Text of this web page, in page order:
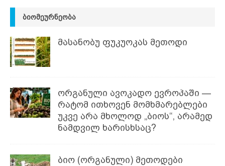
ᲑᲘᲝᲛᲔᲣᲠᲜᲔᲝᲑᲐ
მასანობუ ფუკუოკას მეთოდი
ორგანული ავოკადო ევროპაში —
რატომ ითხოვენ მომხმარებლები
უკვე არა მხოლოდ „ბიოს“, არამედ
ნამდვილ ხარისხსაც?
ბიო (ორგანული) მეთოდები